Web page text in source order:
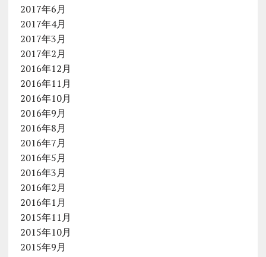
2017年6月
2017年4月
2017年3月
2017年2月
2016年12月
2016年11月
2016年10月
2016年9月
2016年8月
2016年7月
2016年5月
2016年3月
2016年2月
2016年1月
2015年11月
2015年10月
2015年9月